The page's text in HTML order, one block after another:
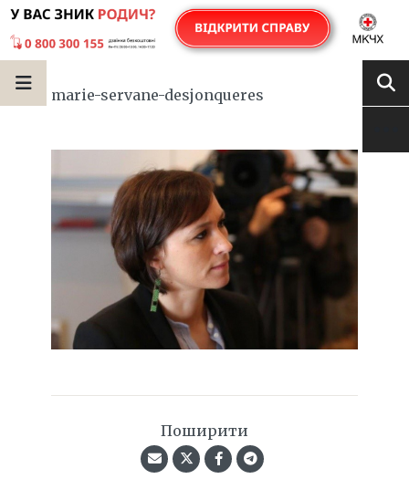
marie-servane-desjonqueres
Поширити